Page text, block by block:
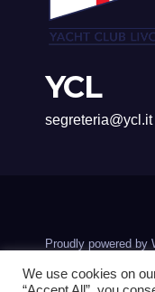
YCL
Proudly powered by
We use cookies on